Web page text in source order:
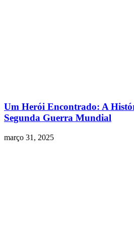
Um Herói Encontrado: A
Segunda Guerra Mundial
março 31, 2025